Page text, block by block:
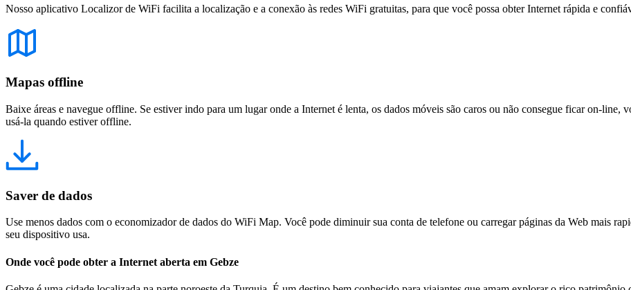
Nosso aplicativo Localizor de WiFi facilita a localização e a conexão às redes WiFi gratuitas, para que você possa obter Internet rápida e
Mapas offline
Baixe áreas e navegue offline. Se estiver indo para um lugar onde a Internet é lenta, os dados móveis são caros ou não consegue ficar on-line,
usá-la quando estiver offline.
Saver de dados
Use menos dados com o economizador de dados do WiFi Map. Você pode diminuir sua conta de telefone ou carregar páginas da Web mais
seu dispositivo usa.
Onde você pode obter a Internet aberta em Gebze